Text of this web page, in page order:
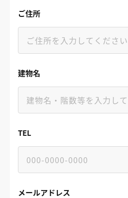
ご住所
建物名
TEL
メールアドレス